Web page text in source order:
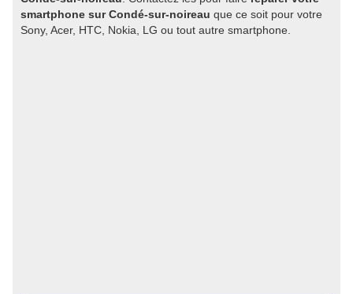
smartphone sur Condé-sur-noireau que ce soit pour votre
Sony, Acer, HTC, Nokia, LG ou tout autre smartphone.